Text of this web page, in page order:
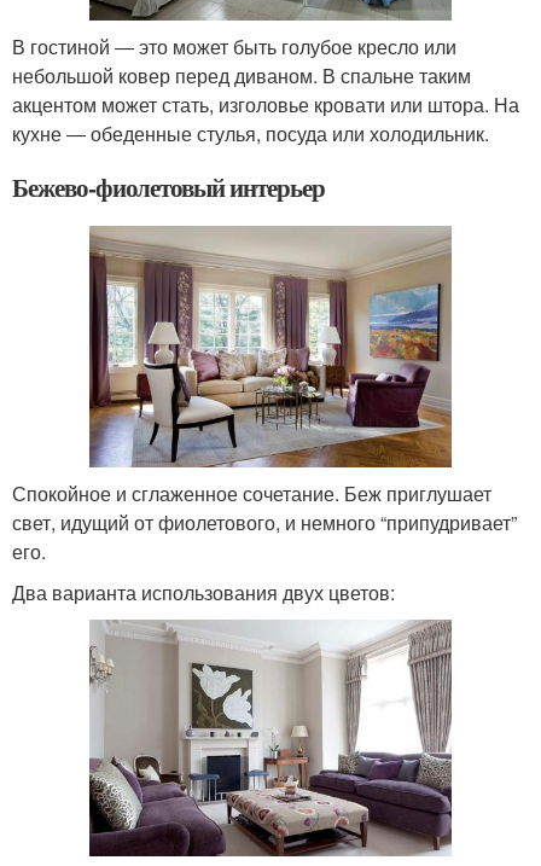
В гостиной ― это может быть голубое кресло или
небольшой ковер перед диваном. В спальне таким
акцентом может стать, изголовье кровати или штора. На
кухне ― обеденные стулья, посуда или холодильник.
Бежево-фиолетовый интерьер
Спокойное и сглаженное сочетание. Беж приглушает
свет, идущий от фиолетового, и немного “припудривает”
его.
Два варианта использования двух цветов: